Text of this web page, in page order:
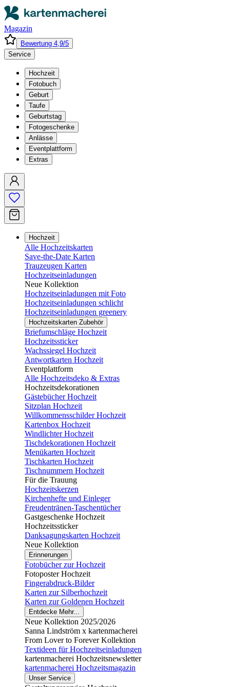
Magazin
Bewertung 4,9/5
Service
Hochzeit
Fotobuch
Geburt
Taufe
Geburtstag
Fotogeschenke
Anlässe
Eventplattform
Extras
Hochzeit
Alle Hochzeitskarten
Save-the-Date Karten
Trauzeugen Karten
Hochzeitseinladungen
Neue Kollektion
Hochzeitseinladungen mit Foto
Hochzeitseinladungen schlicht
Hochzeitseinladungen greenery
Hochzeitskarten Zubehör
Briefumschläge Hochzeit
Hochzeitssticker
Wachssiegel Hochzeit
Antwortkarten Hochzeit
Eventplattform
Alle Hochzeitsdeko & Extras
Hochzeitsdekorationen
Gästebücher Hochzeit
Sitzplan Hochzeit
Willkommensschilder Hochzeit
Kartenbox Hochzeit
Windlichter Hochzeit
Tischdekorationen Hochzeit
Menükarten Hochzeit
Tischkarten Hochzeit
Tischnummern Hochzeit
Für die Trauung
Hochzeitskerzen
Kirchenhefte und Einleger
Freudentränen-Taschentücher
Gastgeschenke Hochzeit
Hochzeitssticker
Danksagungskarten Hochzeit
Neue Kollektion
Erinnerungen
Fotobücher zur Hochzeit
Fotoposter Hochzeit
Fingerabdruck-Bilder
Karten zur Silberhochzeit
Karten zur Goldenen Hochzeit
Entdecke Mehr...
Neue Kollektion 2025/2026
Sanna Lindström x kartenmacherei
From Lover to Forever Kollektion
Textideen für Hochzeitseinladungen
kartenmacherei Hochzeitsnewsletter
kartenmacherei Hochzeitsmagazin
Unser Service